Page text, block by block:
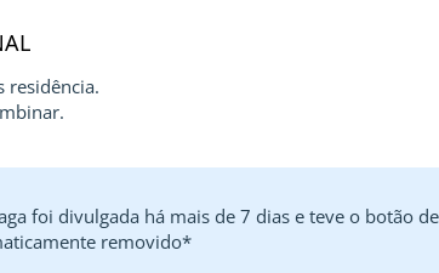
residência.
foi divulgada há mais de 7 dias e teve o botão
removido*